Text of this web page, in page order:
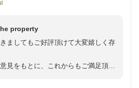
おかけし申し訳ございません。
、
見をもとに、これからもご満足頂け
んでまいります。
らから
property
ましてもご好評頂けて大変嬉しく存
見をもとに、これからもご満足頂け